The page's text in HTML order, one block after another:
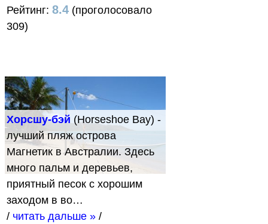
Рейтинг: 8.4 (проголосовало
309)
Хорсшу-бэй (Horseshoe Bay) -
лучший пляж острова
Магнетик в Австралии. Здесь
много пальм и деревьев,
приятный песок с хорошим
заходом в во…
/ читать дальше » /